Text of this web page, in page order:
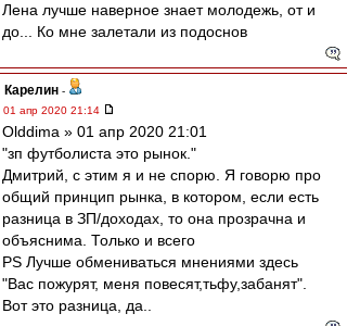
Лена лучше наверное знает молодежь, от и
до... Ко мне залетали из подоснов
Карелин -
01 апр 2020 21:14
Olddima » 01 апр 2020 21:01
"зп футболиста это рынок."
Дмитрий, с этим я и не спорю. Я говорю про
общий принцип рынка, в котором, если есть
разница в ЗП/доходах, то она прозрачна и
объяснима. Только и всего
PS Лучше обмениваться мнениями здесь
"Вас пожурят, меня повесят,тьфу,забанят".
Вот это разница, да..